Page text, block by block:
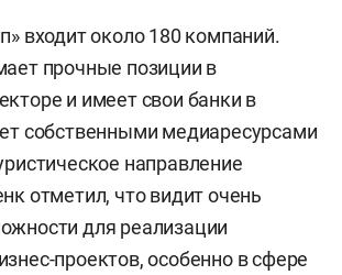
входит около 180 компаний.
прочные позиции в
и имеет свои банки в
собственными медиаресурсами
направление
отметил, что видит очень
для реализации
проектов, особенно в сфере